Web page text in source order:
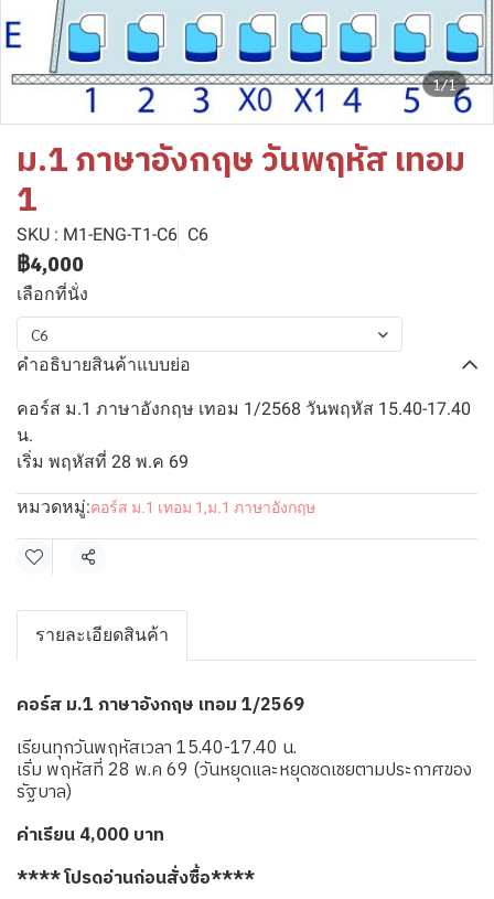
1/1
ม.1 ภาษาอังกฤษ วันพฤหัส เทอม
1
SKU : M1-ENG-T1-C6 C6
฿4,000
เลือกที่นั่ง
C6
คำอธิบายสินค้าแบบย่อ
คอร์ส ม.1 ภาษาอังกฤษ เทอม 1/2568 วันพฤหัส 15.40-17.40
น.
เริ่ม พฤหัสที่ 28 พ.ค 69
หมวดหมู่:คอร์ส ม.1 เทอม 1 ,ม.1 ภาษาอังกฤษ
แชร์
รายละเอียดสินค้า
คอร์ส ม.1 ภาษาอังกฤษ เทอม 1/2569
เรียนทุกวันพฤหัสเวลา 15.40-17.40 น.
เริ่ม พฤหัสที่ 28 พ.ค 69 (วันหยุดและหยุดชดเชยตามประกาศของ
รัฐบาล)
ค่าเรียน 4,000 บาท
**** โปรดอ่านก่อนสั่งซื้อ****